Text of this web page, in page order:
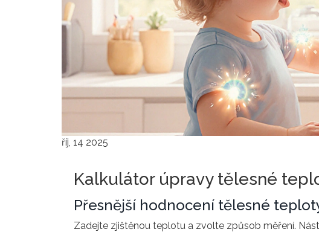
říj, 14 2025
Kalkulátor úpravy tělesné
Přesnější hodnocení tělesné
Zadejte zjištěnou teplotu a zvolte způsob měření.